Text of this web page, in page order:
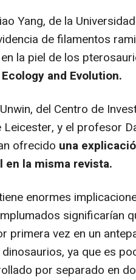
Yang, de la
de filamentos
la piel de los
and Evolution.
del Centro de
Leicester, y el profesor
ofrecido una
en la misma revista.
enormes
significarían
primera vez en un
ya que es
por separado en